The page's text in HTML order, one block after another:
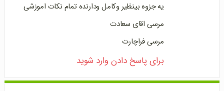
یه جزوه بینظیر وکامل ودارنده تمام نکات اموزشی
مرسی اقای سعادت
مرسی فراچارت
برای پاسخ دادن وارد شوید